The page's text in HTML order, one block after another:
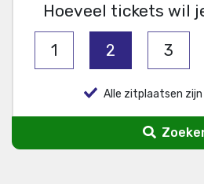
Hoeveel tickets wil
1 2 3
Alle zitplaatsen